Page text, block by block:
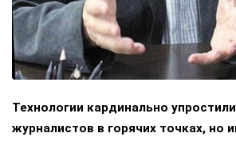
Технологии кардинально
журналистов в горячих точках, но